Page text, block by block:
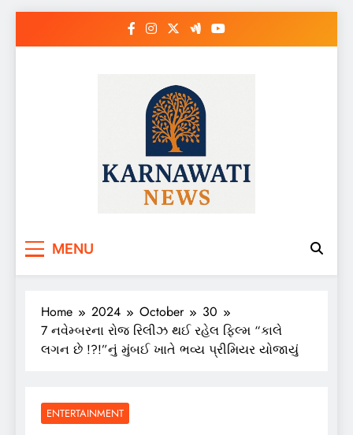
MENU
Home 2024 October
30
7 નવેમ્બરના રોજ રિલીઝ થઈ રહેલ ફિલ્મ “કાલે
લગન છે !?!”નું મુંબઈ ખાતે ભવ્ય પ્રીમિયર યોજાયું
ENTERTAINMENT